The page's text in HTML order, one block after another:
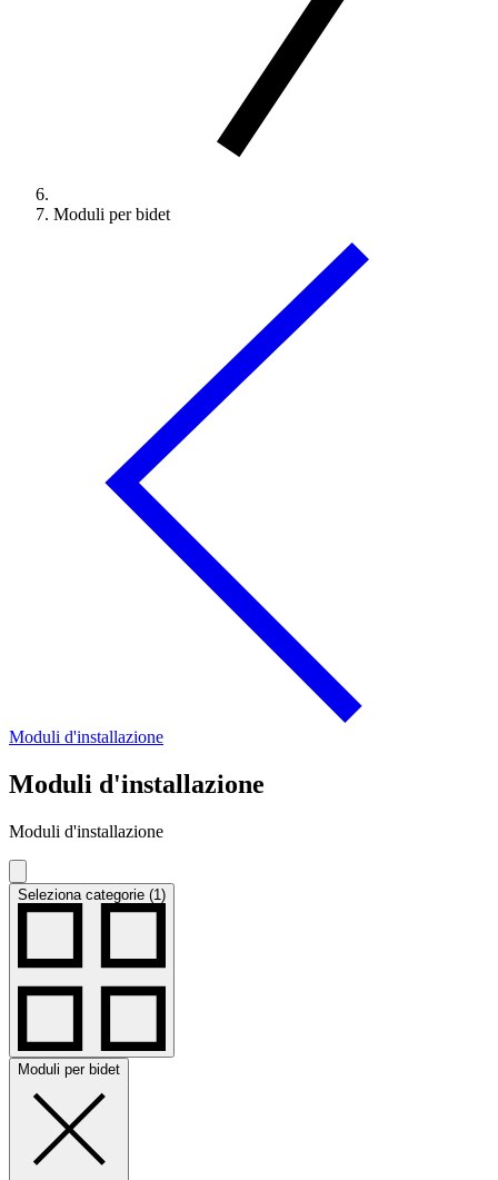
Moduli per bidet
Moduli d'installazione
Moduli d'installazione
Moduli d'installazione
Seleziona categorie (1)
Moduli per bidet